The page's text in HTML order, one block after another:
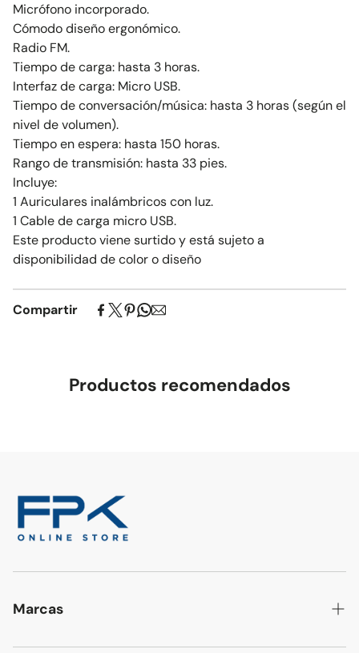
Micrófono incorporado.
Cómodo diseño ergonómico.
Radio FM.
Tiempo de carga: hasta 3 horas.
Interfaz de carga: Micro USB.
Tiempo de conversación/música: hasta 3 horas (según el
nivel de volumen).
Tiempo en espera: hasta 150 horas.
Rango de transmisión: hasta 33 pies.
Incluye:
1 Auriculares inalámbricos con luz.
1 Cable de carga micro USB.
Este producto viene surtido y está sujeto a
disponibilidad de color o diseño
Compartir
Productos recomendados
Marcas
BROTHER